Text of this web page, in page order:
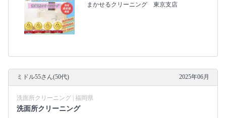
まかせるクリーニング 東京支店
ミドル55さん(50代) 2025年06月
洗面所クリーニング | 福岡県
洗面所クリーニング